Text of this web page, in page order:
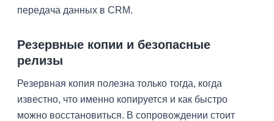
передача данных в CRM.
Резервные копии и безопасные
релизы
Резервная копия полезна только тогда, когда
известно, что именно копируется и как быстро
можно восстановиться. В сопровождении стоит